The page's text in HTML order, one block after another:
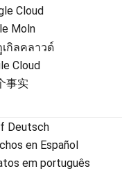
Cloud
Moln
กิลคลาวด์
Cloud
事实
Deutsch
en Español
em português